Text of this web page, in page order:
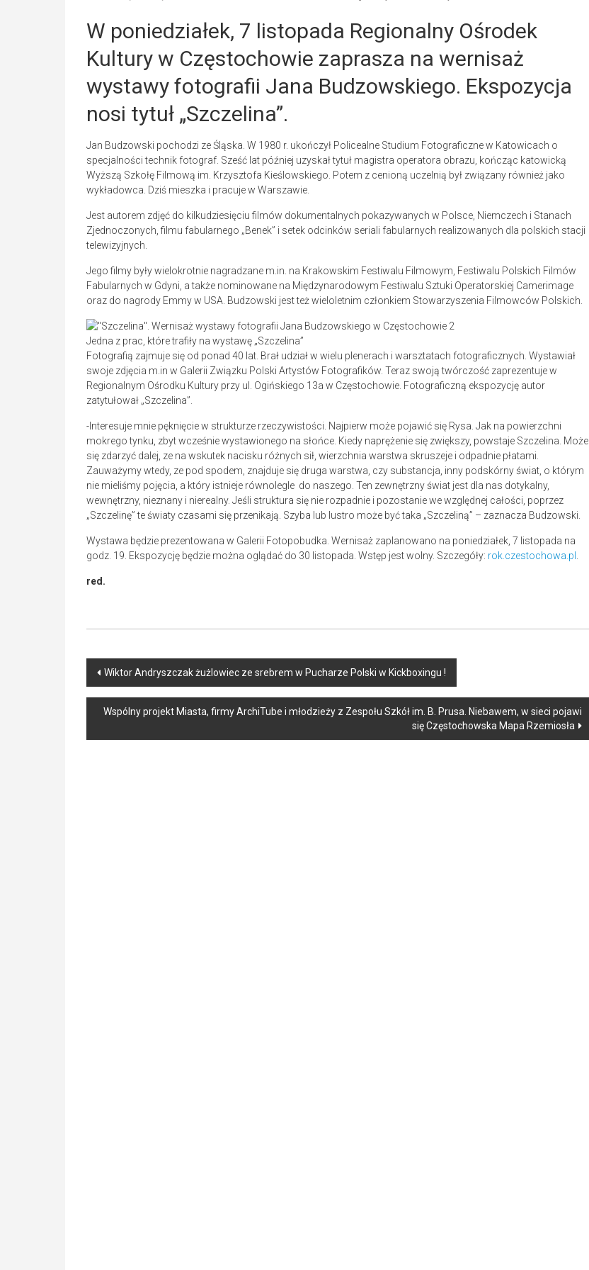
W poniedziałek, 7 listopada Regionalny Ośrodek
Kultury w Częstochowie zaprasza na wernisaż
wystawy fotografii Jana Budzowskiego. Ekspozycja
nosi tytuł „Szczelina”.
Jan Budzowski pochodzi ze Śląska. W 1980 r. ukończył Policealne Studium Fotograficzne w Katowicach o
specjalności technik fotograf. Sześć lat później uzyskał tytuł magistra operatora obrazu, kończąc katowicką
Wyższą Szkołę Filmową im. Krzysztofa Kieślowskiego. Potem z cenioną uczelnią był związany również jako
wykładowca. Dziś mieszka i pracuje w Warszawie.
Jest autorem zdjęć do kilkudziesięciu filmów dokumentalnych pokazywanych w Polsce, Niemczech i Stanach
Zjednoczonych, filmu fabularnego „Benek” i setek odcinków seriali fabularnych realizowanych dla polskich stacji
telewizyjnych.
Jego filmy były wielokrotnie nagradzane m.in. na Krakowskim Festiwalu Filmowym, Festiwalu Polskich Filmów
Fabularnych w Gdyni, a także nominowane na Międzynarodowym Festiwalu Sztuki Operatorskiej Camerimage
oraz do nagrody Emmy w USA. Budzowski jest też wieloletnim członkiem Stowarzyszenia Filmowców Polskich.
Jedna z prac, które trafiły na wystawę „Szczelina”
Fotografią zajmuje się od ponad 40 lat. Brał udział w wielu plenerach i warsztatach fotograficznych. Wystawiał
swoje zdjęcia m.in w Galerii Związku Polski Artystów Fotografików. Teraz swoją twórczość zaprezentuje w
Regionalnym Ośrodku Kultury przy ul. Ogińskiego 13a w Częstochowie. Fotograficzną ekspozycję autor
zatytułował „Szczelina”.
-Interesuje mnie pęknięcie w strukturze rzeczywistości. Najpierw może pojawić się Rysa. Jak na powierzchni
mokrego tynku, zbyt wcześnie wystawionego na słońce. Kiedy naprężenie się zwiększy, powstaje Szczelina. Może
się zdarzyć dalej, ze na wskutek nacisku różnych sił, wierzchnia warstwa skruszeje i odpadnie płatami.
Zauważymy wtedy, ze pod spodem, znajduje się druga warstwa, czy substancja, inny podskórny świat, o którym
nie mieliśmy pojęcia, a który istnieje równolegle do naszego. Ten zewnętrzny świat jest dla nas dotykalny,
wewnętrzny, nieznany i nierealny. Jeśli struktura się nie rozpadnie i pozostanie we względnej całości, poprzez
„Szczelinę” te światy czasami się przenikają. Szyba lub lustro może być taka „Szczeliną” – zaznacza Budzowski.
Wystawa będzie prezentowana w Galerii Fotopobudka. Wernisaż zaplanowano na poniedziałek, 7 listopada na
godz. 19. Ekspozycję będzie można oglądać do 30 listopada. Wstęp jest wolny. Szczegóły: rok.czestochowa.pl .
red.
Post
navigation
Wiktor Andryszczak żużlowiec ze srebrem w Pucharze Polski w Kickboxingu !
Wspólny projekt Miasta, firmy ArchiTube i młodzieży z Zespołu Szkół im. B. Prusa. Niebawem, w sieci pojawi
się Częstochowska Mapa Rzemiosła